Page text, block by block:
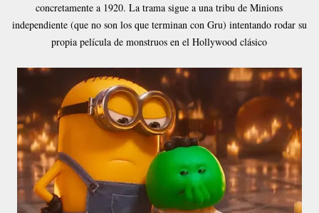
concretamente a 1920. La trama sigue a una tribu de Minions
independiente (que no son los que terminan con Gru) intentando rodar su
propia película de monstruos en el Hollywood clásico